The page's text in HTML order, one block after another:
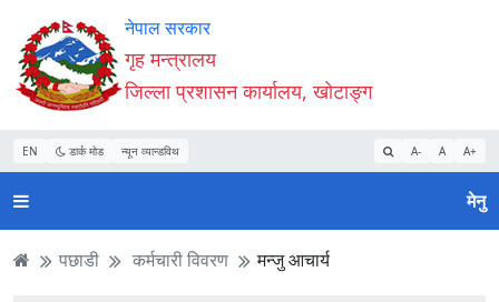
Accessibility
Mode
सुरु
गर्नुहोस्
सामाग्री
पढ्नुहाेस्
नेभिगेसन
पढ्नुहाेस्
वेबसाइट
खोजमा
जानुहोस्
नेपाल सरकार
गृह मन्त्रालय
जिल्ला प्रशासन कार्यालय, खोटाङ्ग
EN डार्क मोड न्यून व्यान्डविथ A- A A+
मेनु
पछाडी कर्मचारी विवरण मन्जु आचार्य